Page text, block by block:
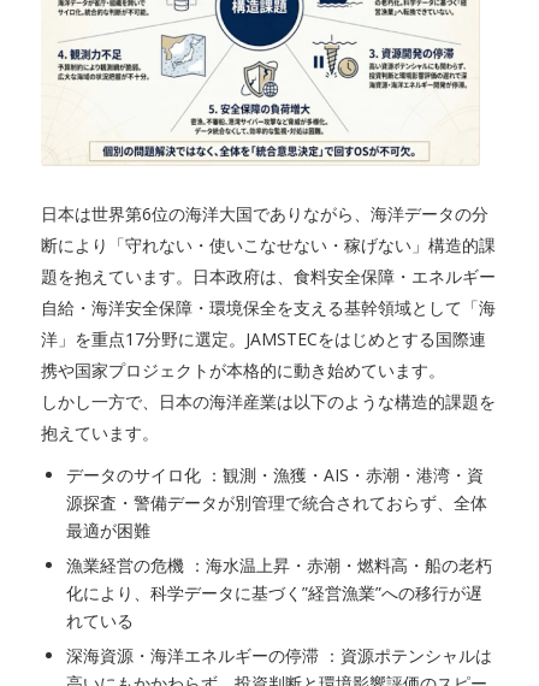
日本は世界第6位の海洋大国でありながら、海洋データの分
断により「守れない・使いこなせない・稼げない」構造的課
題を抱えています。日本政府は、食料安全保障・エネルギー
自給・海洋安全保障・環境保全を支える基幹領域として「海
洋」を重点17分野に選定。JAMSTECをはじめとする国際連
携や国家プロジェクトが本格的に動き始めています。
しかし一方で、日本の海洋産業は以下のような構造的課題を
抱えています。
データのサイロ化 ：観測・漁獲・AIS・赤潮・港湾・資
源探査・警備データが別管理で統合されておらず、全体
最適が困難
漁業経営の危機 ：海水温上昇・赤潮・燃料高・船の老朽
化により、科学データに基づく”経営漁業”への移行が遅
れている
深海資源・海洋エネルギーの停滞 ：資源ポテンシャルは